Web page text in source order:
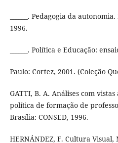
______. Pedagogia da
1996.
______. Política e Educação:
Paulo: Cortez, 2001. (Coleção
GATTI, B. A. Análises com
política de formação de
Brasília: CONSED, 1996.
HERNÁNDEZ, F. Cultura